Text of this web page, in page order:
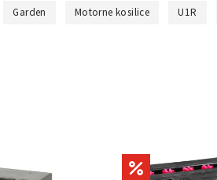
Garden Motorne kosilice U1R